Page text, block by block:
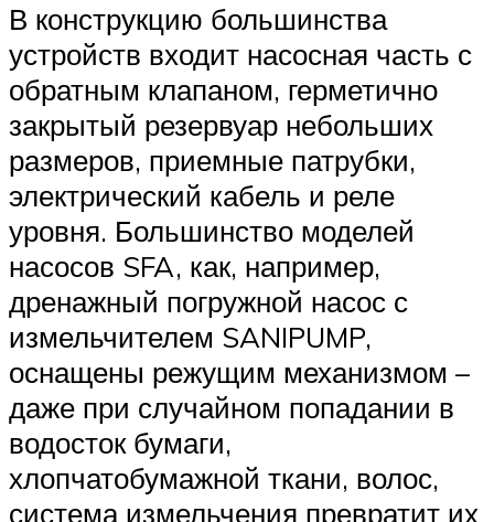
В конструкцию большинства
устройств входит насосная часть с
обратным клапаном, герметично
закрытый резервуар небольших
размеров, приемные патрубки,
электрический кабель и реле
уровня. Большинство моделей
насосов SFA, как, например,
дренажный погружной насос с
измельчителем SANIPUMP,
оснащены режущим механизмом –
даже при случайном попадании в
водосток бумаги,
хлопчатобумажной ткани, волос,
система измельчения превратит их